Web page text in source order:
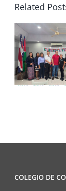
Related
COLEGIO DE